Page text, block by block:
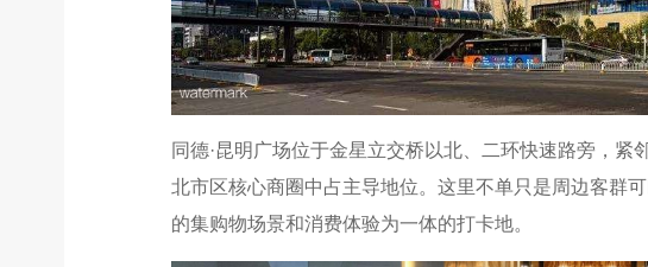
同德·昆明广场位于金星立交桥以北、二环快速路旁，
北市区核心商圈中占主导地位。这里不单只是周边客群
的集购物场景和消费体验为一体的打卡地。